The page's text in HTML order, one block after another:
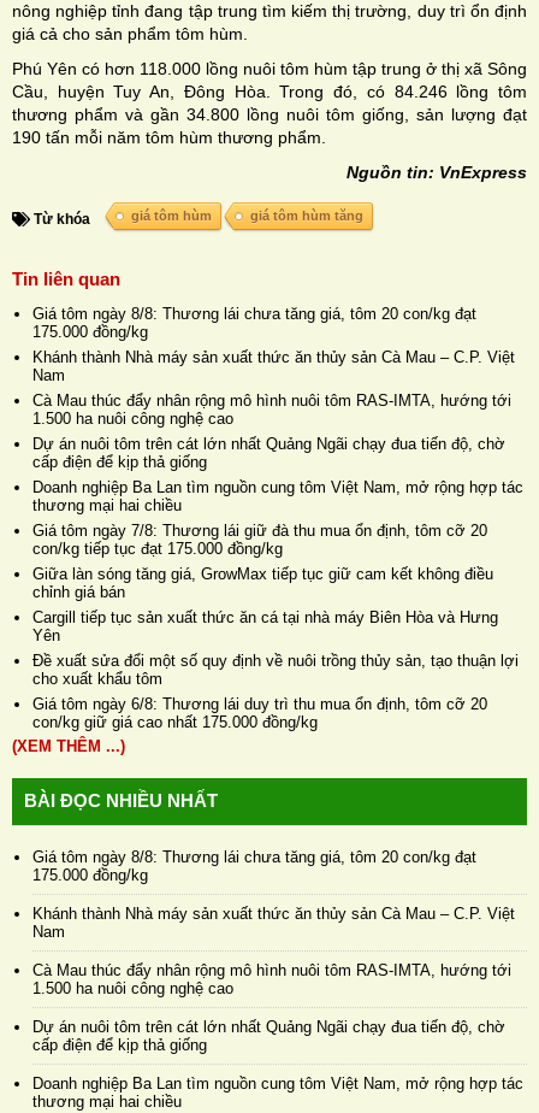
nông nghiệp tỉnh đang tập trung tìm kiếm thị trường, duy trì ổn định
giá cả cho sản phẩm tôm hùm.
Phú Yên có hơn 118.000 lồng nuôi tôm hùm tập trung ở thị xã Sông
Cầu, huyện Tuy An, Đông Hòa. Trong đó, có 84.246 lồng tôm
thương phẩm và gần 34.800 lồng nuôi tôm giống, sản lượng đạt
190 tấn mỗi năm tôm hùm thương phẩm.
Nguồn tin: VnExpress
Từ khóa giá tôm hùm giá tôm hùm tăng
Tin liên quan
Giá tôm ngày 8/8: Thương lái chưa tăng giá, tôm 20 con/kg đạt
175.000 đồng/kg
Khánh thành Nhà máy sản xuất thức ăn thủy sản Cà Mau – C.P. Việt
Nam
Cà Mau thúc đẩy nhân rộng mô hình nuôi tôm RAS-IMTA, hướng tới
1.500 ha nuôi công nghệ cao
Dự án nuôi tôm trên cát lớn nhất Quảng Ngãi chạy đua tiến độ, chờ
cấp điện để kịp thả giống
Doanh nghiệp Ba Lan tìm nguồn cung tôm Việt Nam, mở rộng hợp tác
thương mại hai chiều
Giá tôm ngày 7/8: Thương lái giữ đà thu mua ổn định, tôm cỡ 20
con/kg tiếp tục đạt 175.000 đồng/kg
Giữa làn sóng tăng giá, GrowMax tiếp tục giữ cam kết không điều
chỉnh giá bán
Cargill tiếp tục sản xuất thức ăn cá tại nhà máy Biên Hòa và Hưng
Yên
Đề xuất sửa đổi một số quy định về nuôi trồng thủy sản, tạo thuận lợi
cho xuất khẩu tôm
Giá tôm ngày 6/8: Thương lái duy trì thu mua ổn định, tôm cỡ 20
con/kg giữ giá cao nhất 175.000 đồng/kg
(XEM THÊM ...)
BÀI ĐỌC NHIỀU NHẤT
Giá tôm ngày 8/8: Thương lái chưa tăng giá, tôm 20 con/kg đạt
175.000 đồng/kg
Khánh thành Nhà máy sản xuất thức ăn thủy sản Cà Mau – C.P. Việt
Nam
Cà Mau thúc đẩy nhân rộng mô hình nuôi tôm RAS-IMTA, hướng tới
1.500 ha nuôi công nghệ cao
Dự án nuôi tôm trên cát lớn nhất Quảng Ngãi chạy đua tiến độ, chờ
cấp điện để kịp thả giống
Doanh nghiệp Ba Lan tìm nguồn cung tôm Việt Nam, mở rộng hợp tác
thương mại hai chiều